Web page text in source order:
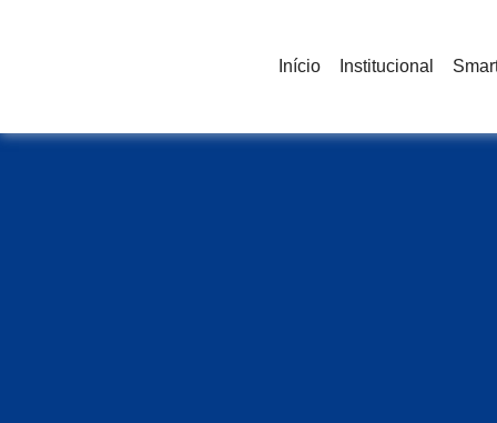
Início Institucional